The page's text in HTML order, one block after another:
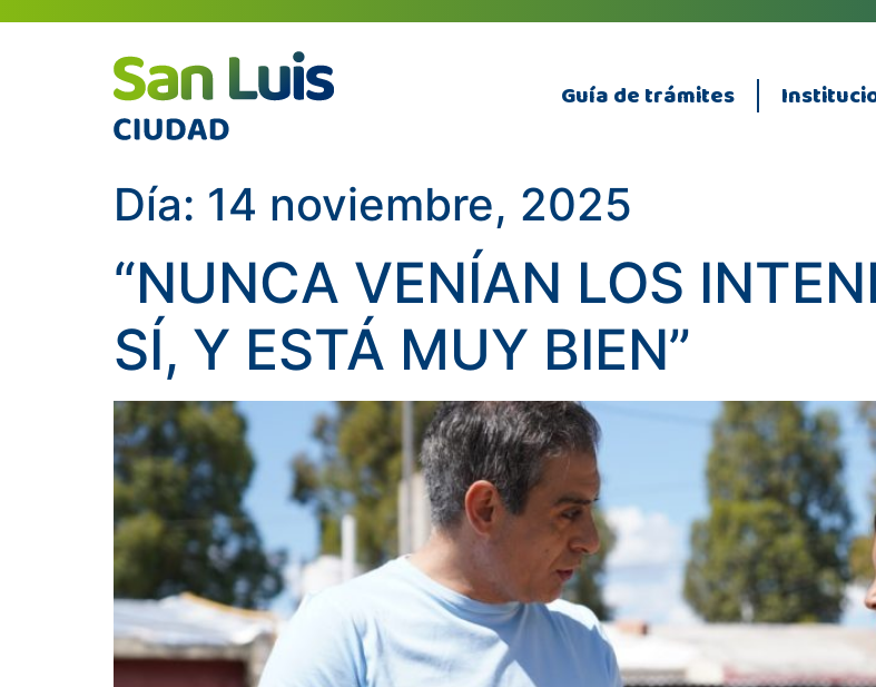
Guía de trámites
Día: 14 noviembre, 2025
“NUNCA VENÍAN LOS
SÍ, Y ESTÁ MUY BIEN”